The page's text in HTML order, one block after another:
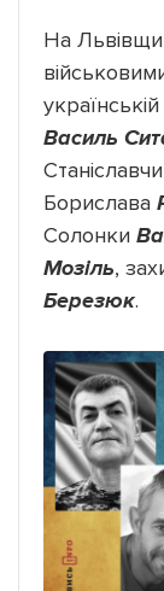
На
Василь
Борислава
Солонки
Мозіль,
Березюк.